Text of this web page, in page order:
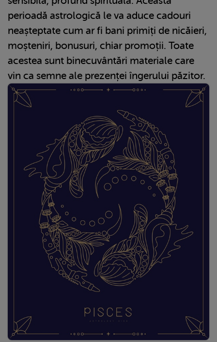
perioadă astrologică le va aduce cadouri
neașteptate cum ar fi bani primiți de nicăieri,
moșteniri, bonusuri, chiar promoții. Toate
acestea sunt binecuvântări materiale care
vin ca semne ale prezenței îngerului păzitor.